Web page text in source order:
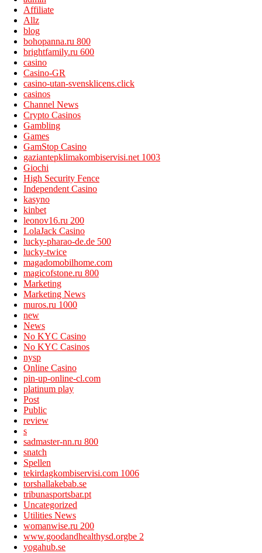
Affiliate
Allz
blog
bohopanna.ru 800
brightfamily.ru 600
casino
Casino-GR
casino-utan-svensklicens.click
casinos
Channel News
Crypto Casinos
Gambling
Games
GamStop Casino
gaziantepklimakombiservisi.net 1003
Giochi
High Security Fence
Independent Casino
kasyno
kinbet
leonov16.ru 200
LolaJack Casino
lucky-pharao-de.de 500
lucky-twice
magadomobilhome.com
magicofstone.ru 800
Marketing
Marketing News
muros.ru 1000
new
News
No KYC Casino
No KYC Casinos
nysp
Online Casino
pin-up-online-cl.com
platinum play
Post
Public
review
s
sadmaster-nn.ru 800
snatch
Spellen
tekirdagkombiservisi.com 1006
torshallakebab.se
tribunasportsbar.pt
Uncategorized
Utilities News
womanwise.ru 200
www.goodandhealthysd.orgbe 2
yogahub.se